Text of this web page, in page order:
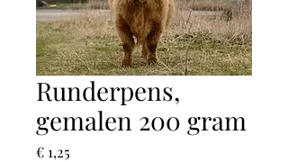
Runderpens,
gemalen 200 gram
€ 1,25